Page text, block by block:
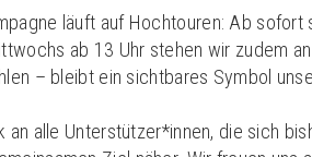
läuft auf Hochtouren: Ab
ab 13 Uhr stehen wir zudem
– bleibt ein sichtbares Symbol
an alle Unterstützer*innen, die sich